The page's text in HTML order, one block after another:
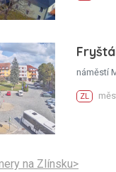
náměstí
ZL
na Zlínsku>